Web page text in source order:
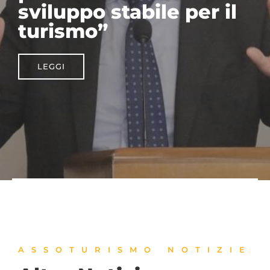
LEGGI
ASSOTURISMO NOTIZIE